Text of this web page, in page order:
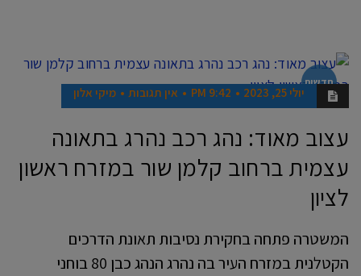
חדשות
יולי 25, 2023 9:42 PM אין תגובות מיקי אלון
עצוב מאוד: נהג רכב נהרג בתאונה
עצמית ברחוב קלמן שור במזרח ראשון
לציון
המשטרה פתחה בחקירת נסיבות תאונת הדרכים
הקטלנית במזרח העיר בה נהרג הנהג כבן 80 בוחני